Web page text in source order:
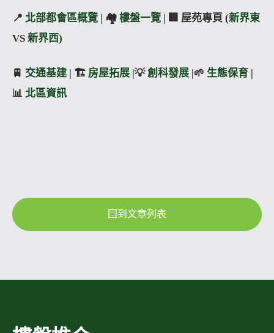
📍 北部都會區概覽 | 🏘️ 樓盤一覽 | 🏢 屋苑專頁 (新界東
VS 新界西)
🚆 交通基建 | 🏗️ 房屋拓展 |💡 創科發展 |🌱 生態保育 |
📊 北區資訊
回到文章列表